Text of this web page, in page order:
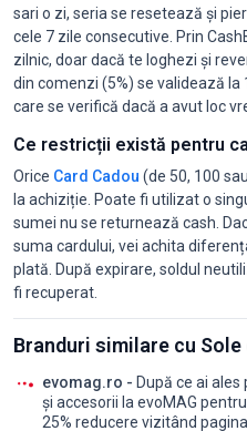
sari o zi, seria se resetează și
cele 7 zile consecutive. Prin
zilnic, doar dacă te loghezi și
din comenzi (5%) se validează la
care se verifică dacă a avut loc
Ce restricții există pentru
Orice Card Cadou (de 50, 100
la achiziție. Poate fi utilizat o
sumei nu se returnează cash.
suma cardului, vei achita
plată. După expirare, soldul
fi recuperat.
Branduri similare cu
evomag.ro - După ce ai
și accesorii la evoMAG
25% reducere vizitând